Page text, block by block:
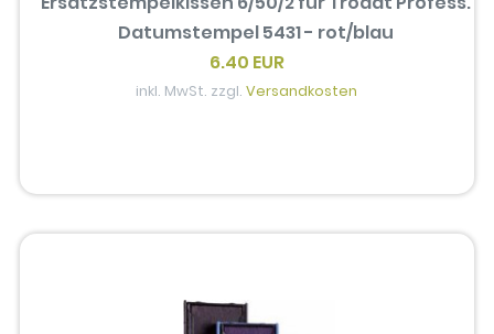
Datumstempel 5431 - rot/blau
6.40 EUR
inkl. MwSt. zzgl.Versandkosten